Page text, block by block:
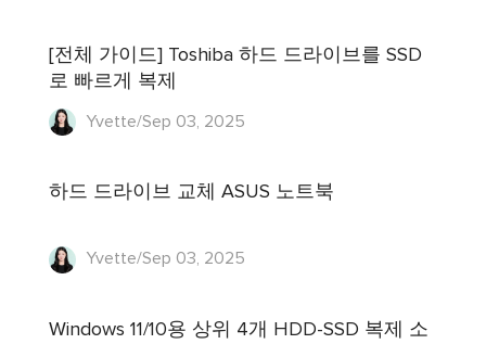
[전체 가이드] Toshiba 하드 드라이브를 SSD
로 빠르게 복제
Yvette/Sep 03, 2025
하드 드라이브 교체 ASUS 노트북
Yvette/Sep 03, 2025
Windows 11/10용 상위 4개 HDD-SSD 복제 소